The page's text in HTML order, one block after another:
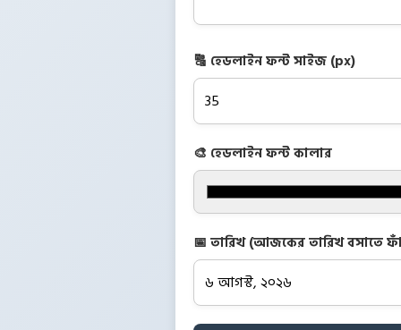
🔠 হেডলাইন ফন্ট সাইজ (px)
🎨 হেডলাইন ফন্ট কালার
📅 তারিখ (আজকের তারিখ বসাতে